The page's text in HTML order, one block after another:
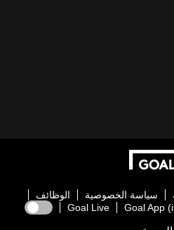
سياسة الخصوصية
الوظائف
Goal App
Goal Live